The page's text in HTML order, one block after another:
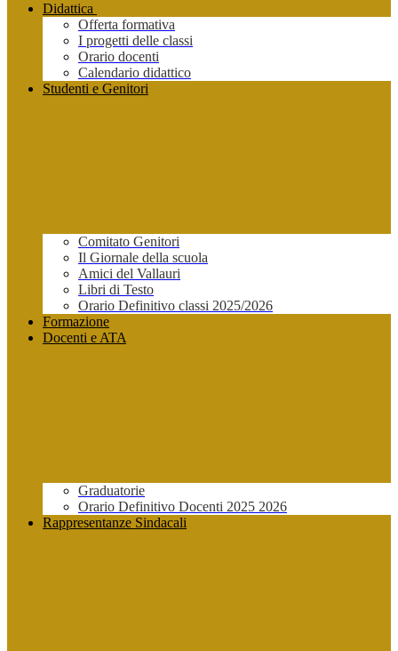
Didattica
Offerta formativa
I progetti delle classi
Orario docenti
Calendario didattico
Studenti e Genitori
Comitato Genitori
Il Giornale della scuola
Amici del Vallauri
Libri di Testo
Orario Definitivo classi 2025/2026
Formazione
Docenti e ATA
Graduatorie
Orario Definitivo Docenti 2025 2026
Rappresentanze Sindacali